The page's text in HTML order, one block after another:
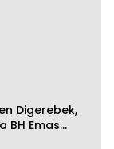
Digerebek,
BH Emas